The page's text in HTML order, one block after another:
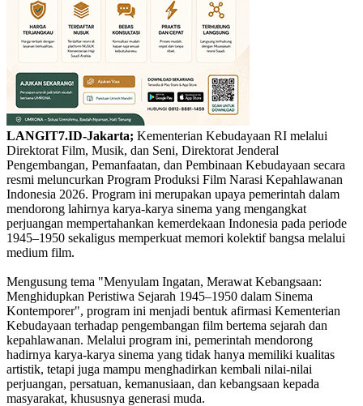
LANGIT7.ID-Jakarta; Kementerian Kebudayaan RI melalui
Direktorat Film, Musik, dan Seni, Direktorat Jenderal
Pengembangan, Pemanfaatan, dan Pembinaan Kebudayaan secara
resmi meluncurkan Program Produksi Film Narasi Kepahlawanan
Indonesia 2026. Program ini merupakan upaya pemerintah dalam
mendorong lahirnya karya-karya sinema yang mengangkat
perjuangan mempertahankan kemerdekaan Indonesia pada periode
1945–1950 sekaligus memperkuat memori kolektif bangsa melalui
medium film.
Mengusung tema "Menyulam Ingatan, Merawat Kebangsaan:
Menghidupkan Peristiwa Sejarah 1945–1950 dalam Sinema
Kontemporer", program ini menjadi bentuk afirmasi Kementerian
Kebudayaan terhadap pengembangan film bertema sejarah dan
kepahlawanan. Melalui program ini, pemerintah mendorong
hadirnya karya-karya sinema yang tidak hanya memiliki kualitas
artistik, tetapi juga mampu menghadirkan kembali nilai-nilai
perjuangan, persatuan, kemanusiaan, dan kebangsaan kepada
masyarakat, khususnya generasi muda.